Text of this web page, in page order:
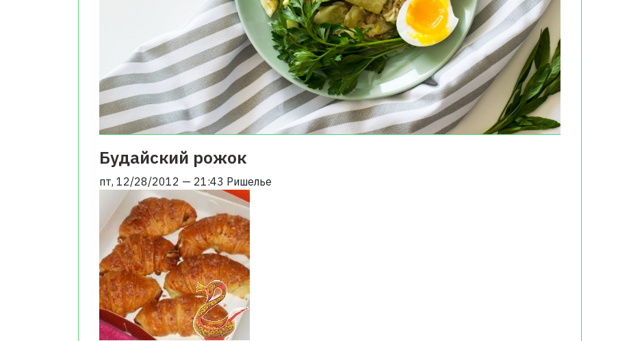
Будайский рожок
пт, 12/28/2012 — 21:43 Ришелье